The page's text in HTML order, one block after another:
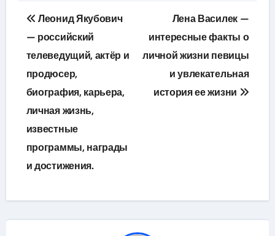
Навигация
по
записям
Леонид Якубович
— российский
телеведущий, актёр и
продюсер,
биография, карьера,
личная жизнь,
известные
программы, награды
и достижения.
Лена Василек —
интересные факты о
личной жизни певицы
и увлекательная
история ее жизни